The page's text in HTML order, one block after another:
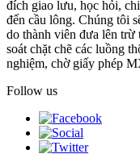
đích giao lưu, học hỏi,
đến cầu lông. Chúng tôi
do thành viên đưa lên
soát chặt chẽ các luồng
nghiệm, chờ giấy phép
Follow us